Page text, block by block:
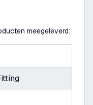
meegeleverd: